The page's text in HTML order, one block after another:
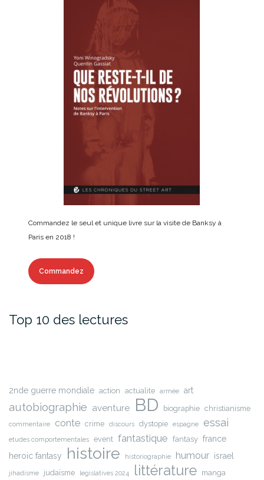
Commandez le seul et unique livre sur la visite de Banksy à
Paris en 2018 !
Commandez
Top 10 des lectures
2nde guerre mondiale action actualite armée art
autobiographie aventure BD biographie christianisme
commentaire conte crime discours dystopie espagne essai
etudes comportementales event fantastique fantasy france
heroic fantasy
histoire historiographie humour israel
jihadisme judaïsme legislatives 2024 littérature manga